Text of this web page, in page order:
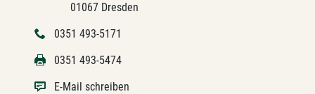
01067 Dresden
0351 493-5171
0351 493-5474
E-Mail schreiben